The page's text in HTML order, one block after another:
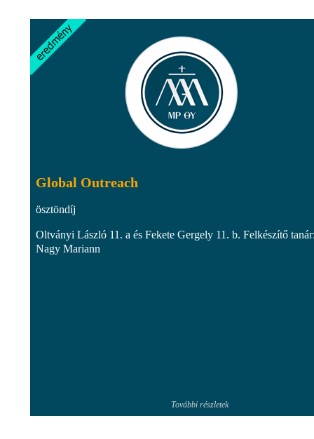
Global Outreach
ösztöndíj
Oltványi László 11. a és Fekete Gergely 11. b. Felkészítő
Nagy Mariann
További részletek